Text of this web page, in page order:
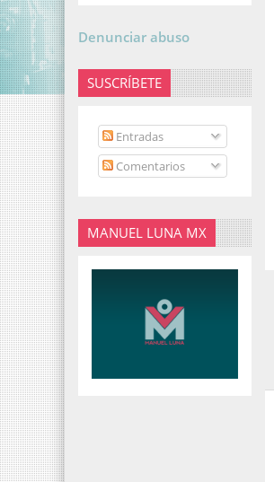
Denunciar abuso
SUSCRÍBETE
Entradas
Comentarios
MANUEL LUNA MX